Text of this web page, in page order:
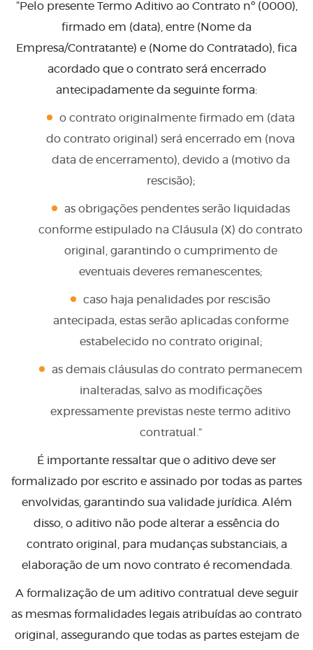
“Pelo presente Termo Aditivo ao Contrato nº (0000),
firmado em (data), entre (Nome da
Empresa/Contratante) e (Nome do Contratado), fica
acordado que o contrato será encerrado
antecipadamente da seguinte forma:
o contrato originalmente firmado em (data
do contrato original) será encerrado em (nova
data de encerramento), devido a (motivo da
rescisão);
as obrigações pendentes serão liquidadas
conforme estipulado na Cláusula (X) do contrato
original, garantindo o cumprimento de
eventuais deveres remanescentes;
caso haja penalidades por rescisão
antecipada, estas serão aplicadas conforme
estabelecido no contrato original;
as demais cláusulas do contrato permanecem
inalteradas, salvo as modificações
expressamente previstas neste termo aditivo
contratual.”
É importante ressaltar que o aditivo deve ser
formalizado por escrito e assinado por todas as partes
envolvidas, garantindo sua validade jurídica. Além
disso, o aditivo não pode alterar a essência do
contrato original, para mudanças substanciais, a
elaboração de um novo contrato é recomendada.
A formalização de um aditivo contratual deve seguir
as mesmas formalidades legais atribuídas ao contrato
original, assegurando que todas as partes estejam de